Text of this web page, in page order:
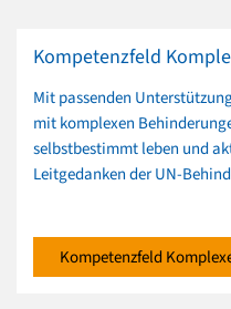
Kompetenzfeld
Mit passenden
mit komplexen
selbstbestimmt leben und
Leitgedanken der UN-
Kompetenzfeld